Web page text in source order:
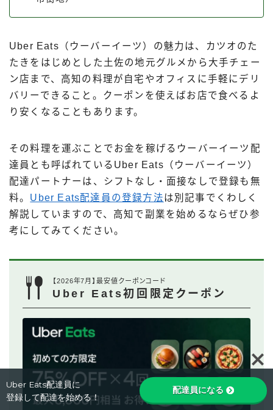
Follow Me
Uber Eats（ウーバーイーツ）の魅力は、カツオのた
たきをはじめとした土佐の地元グルメから大手チェー
ン店まで、高知の料理が自宅やオフィスに手軽にデリ
バリーできること。クーポンを使えばお店で食べるよ
り安くなることもあります。
その料理を運ぶことでお金を稼げるウーバーイーツ配
達員とも呼ばれているUber Eats（ウーバーイーツ）
配達パートナーは、シフトなし・面接なしで登録も無
料。 Uber Eats配達員の登録方法は別記事でくわしく
解説していますので、高知で副業を始めるならぜひ参
考にしてみてください。
【2026年7月】最安値クーポンコード
Uber Eats初回限定クーポン
Uber Eats配達員に
登録して配達を始める！
配達員になる